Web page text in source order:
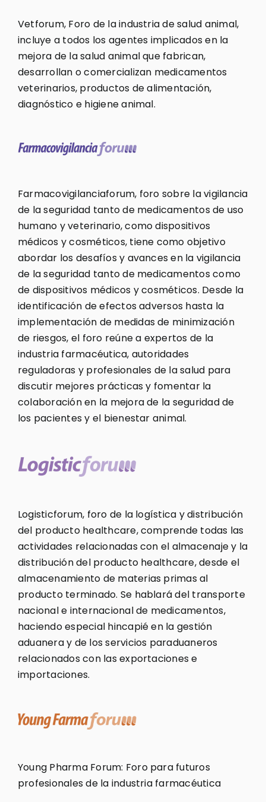
Vetforum, Foro de la industria de salud animal,
incluye a todos los agentes implicados en la
mejora de la salud animal que fabrican,
desarrollan o comercializan medicamentos
veterinarios, productos de alimentación,
diagnóstico e higiene animal.
Farmacovigilanciaforum, foro sobre la vigilancia
de la seguridad tanto de medicamentos de uso
humano y veterinario, como dispositivos
médicos y cosméticos, tiene como objetivo
abordar los desafíos y avances en la vigilancia
de la seguridad tanto de medicamentos como
de dispositivos médicos y cosméticos. Desde la
identificación de efectos adversos hasta la
implementación de medidas de minimización
de riesgos, el foro reúne a expertos de la
industria farmacéutica, autoridades
reguladoras y profesionales de la salud para
discutir mejores prácticas y fomentar la
colaboración en la mejora de la seguridad de
los pacientes y el bienestar animal.
Logisticforum, foro de la logística y distribución
del producto healthcare, comprende todas las
actividades relacionadas con el almacenaje y la
distribución del producto healthcare, desde el
almacenamiento de materias primas al
producto terminado. Se hablará del transporte
nacional e internacional de medicamentos,
haciendo especial hincapié en la gestión
aduanera y de los servicios paraduaneros
relacionados con las exportaciones e
importaciones.
Young Pharma Forum: Foro para futuros
profesionales de la industria farmacéutica